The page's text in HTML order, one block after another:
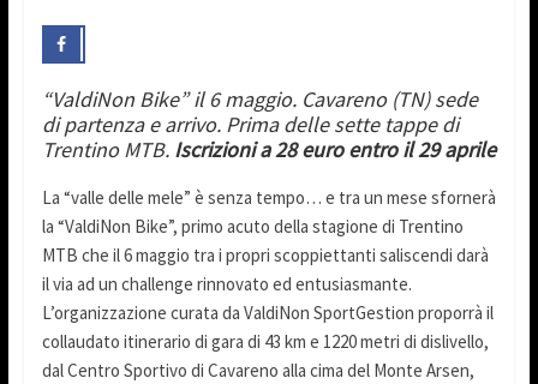
“ValdiNon Bike” il 6 maggio. Cavareno (TN) sede
di partenza e arrivo. Prima delle sette tappe di
Trentino MTB. Iscrizioni a 28 euro entro il 29 aprile
La “valle delle mele” è senza tempo… e tra un mese sfornerà
la “ValdiNon Bike”, primo acuto della stagione di Trentino
MTB che il 6 maggio tra i propri scoppiettanti saliscendi darà
il via ad un challenge rinnovato ed entusiasmante.
L’organizzazione curata da ValdiNon SportGestion proporrà il
collaudato itinerario di gara di 43 km e 1220 metri di dislivello,
dal Centro Sportivo di Cavareno alla cima del Monte Arsen,